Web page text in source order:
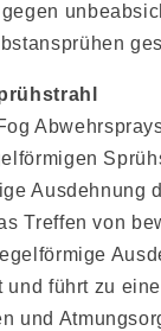
Ausdehnung
Treffen von
und führt zu
und